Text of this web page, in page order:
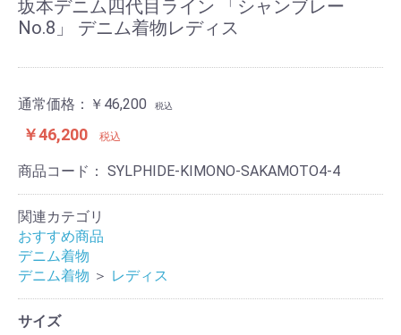
坂本デニム四代目ライン 「シャンブレー
No.8」 デニム着物レディス
通常価格： ￥46,200 税込
￥46,200 税込
商品コード： SYLPHIDE-KIMONO-SAKAMOTO4-4
関連カテゴリ
おすすめ商品
デニム着物
デニム着物 ＞ レディス
サイズ